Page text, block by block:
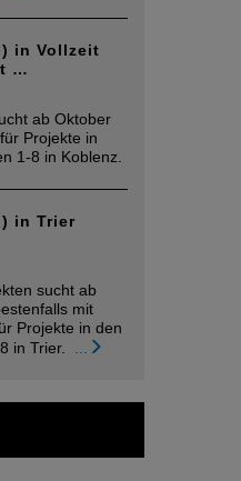
in Vollzeit
…
ab Oktober
Projekte in
1-8 in Koblenz.
in Trier
sucht ab
mit
Projekte in den
in Trier.